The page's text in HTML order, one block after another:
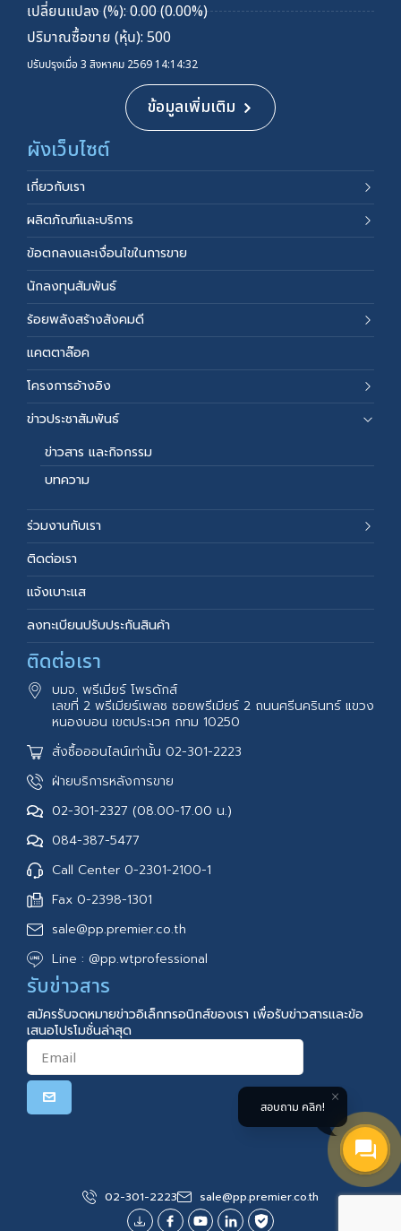
เปลี่ยนแปลง (%): 0.00 (0.00%)
ปริมาณซื้อขาย (หุ้น): 500
ปรับปรุงเมื่อ 3 สิงหาคม 2569 14:14:32
ข้อมูลเพิ่มเติม
ผังเว็บไซต์
เกี่ยวกับเรา
ผลิตภัณฑ์และบริการ
ข้อตกลงและเงื่อนไขในการขาย
นักลงทุนสัมพันธ์
ร้อยพลังสร้างสังคมดี
แคตตาล๊อค
โครงการอ้างอิง
ข่าวประชาสัมพันธ์
ข่าวสาร และกิจกรรม
บทความ
ร่วมงานกับเรา
ติดต่อเรา
แจ้งเบาะแส
ลงทะเบียนปรับประกันสินค้า
ติดต่อเรา
บมจ. พรีเมียร์ โพรดักส์
เลขที่ 2 พรีเมียร์เพลซ ซอยพรีเมียร์ 2 ถนนศรีนครินทร์ แขวง
หนองบอน เขตประเวศ กทม 10250
สั่งซื้อออนไลน์เท่านั้น 02-301-2223
ฝ่ายบริการหลังการขาย
02-301-2327 (08.00-17.00 น.)
084-387-5477
Call Center 0-2301-2100-1
Fax 0-2398-1301
sale@pp.premier.co.th
Line : @pp.wtprofessional
รับข่าวสาร
สมัครรับจดหมายข่าวอิเล็กทรอนิกส์ของเรา เพื่อรับข่าวสารและข้อ
เสนอโปรโมชั่นล่าสุด
02-301-2223 sale@pp.premier.co.th
สอบถาม คลิก!